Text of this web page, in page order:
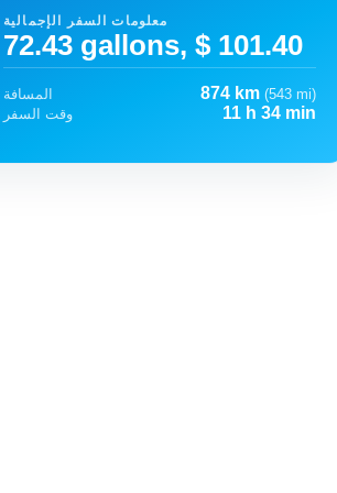
معلومات السفر الإجمالية
72.43 gallons, $ 101.40
المسافة 874 km (543 mi)
وقت السفر
11 h 34 min